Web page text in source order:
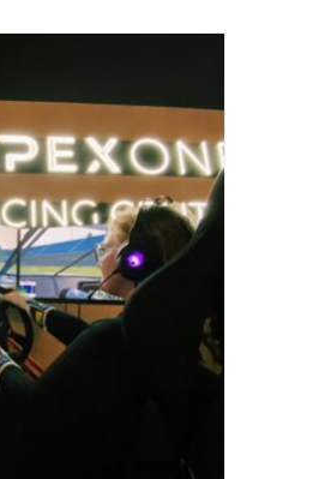
Apex One |
wrocław